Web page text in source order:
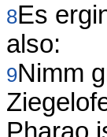
8Es
also:
9Nimm